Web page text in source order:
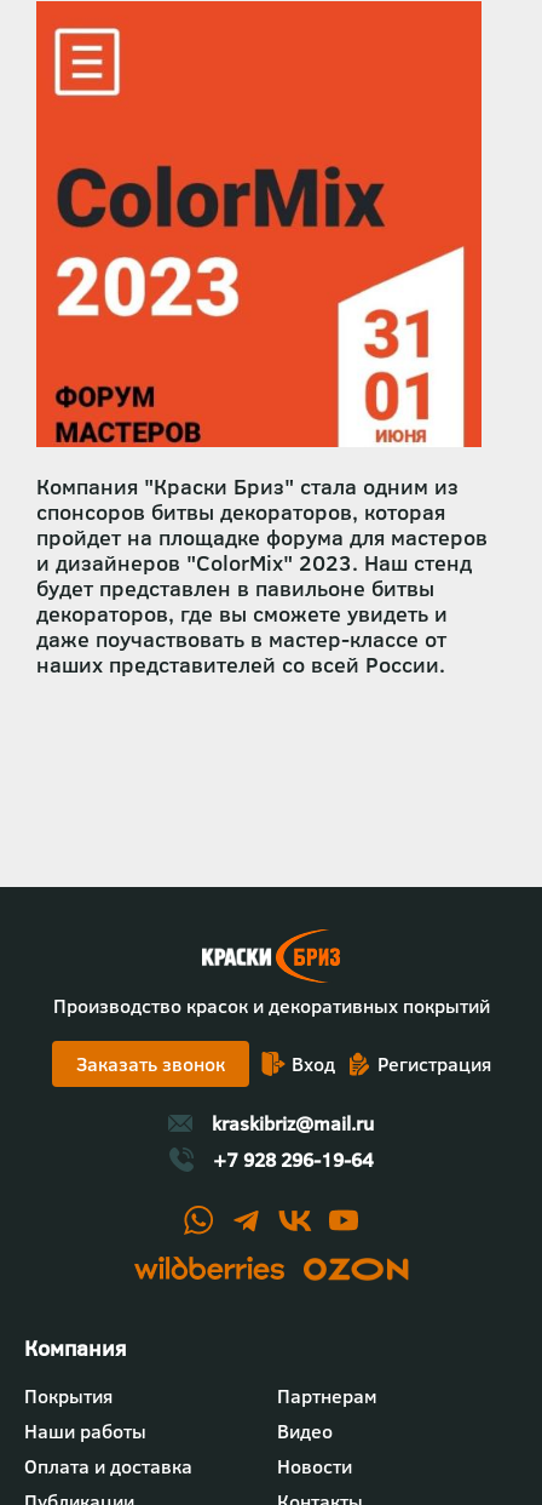
Компания "Краски Бриз" стала одним из
спонсоров битвы декораторов, которая
пройдет на площадке форума для мастеров
и дизайнеров "ColorMix" 2023. Наш стенд
будет представлен в павильоне битвы
декораторов, где вы сможете увидеть и
даже поучаствовать в мастер-классе от
наших представителей со всей России.
Производство красок и декоративных покрытий
Заказать звонок Вход Регистрация
kraskibriz@mail.ru
+7 928 296-19-64
Футер
-
меню
"Компания"
Покрытия
Партнерам
Наши работы
Видео
Оплата и доставка
Новости